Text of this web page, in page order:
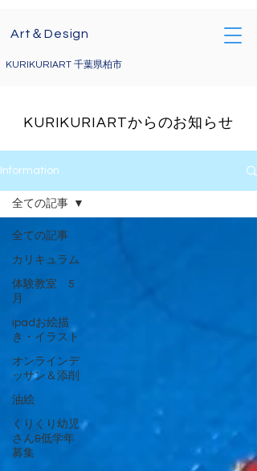
Art＆Design
KURIKURIART 千葉県柏市
電話によるお問い合わせ
09071767285
kurikuriart@gmail.com
KURIKURIARTからのお知らせ
Information
全ての記事
カリキュラム
体験教室 5
月
ipadお絵描
き・イラスト
オンラインデ
ッサン＆添削
油絵
くりくり幼児
さん&低学年
募集
全ての記事